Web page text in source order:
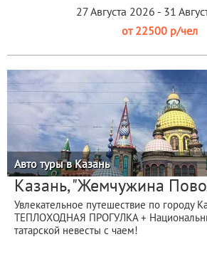
27 Августа 2026 - 31
от 22500 р/чел
Авто туры в Казань
Казань, "Жемчужина
Увлекательное путешествие по городу
ТЕПЛОХОДНАЯ ПРОГУЛКА +
татарской невесты с чаем!